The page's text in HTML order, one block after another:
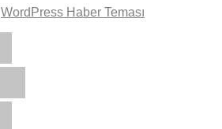
WordPress Haber Teması